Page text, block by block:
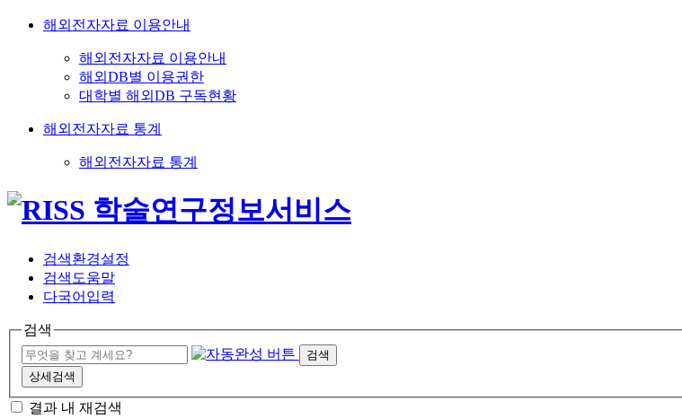
해외전자자료 이용안내
해외전자자료 이용안내
해외DB별 이용권한
대학별 해외DB 구독현황
해외전자자료 통계
해외전자자료 통계
검색환경설정
검색도움말
다국어입력
검색
검색
상세검색
결과 내 재검색